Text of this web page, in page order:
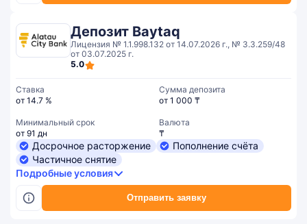
Депозит Baytaq
Лицензия № 1.1.998.132 от 14.07.2026 г., № 3.3.259/48
от 03.07.2025 г.
5.0
Отправить заявку
Ставка
от 14.7 %
Сумма депозита
от 1 000 ₸
Минимальный срок
от 91 дн
Валюта
₸
Досрочное расторжение
Пополнение счёта
Частичное снятие
Подробные условия